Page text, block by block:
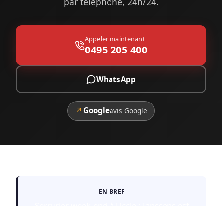
Appeler maintenant
0495 205 400
WhatsApp
↗ Googleavis Google
EN BREF